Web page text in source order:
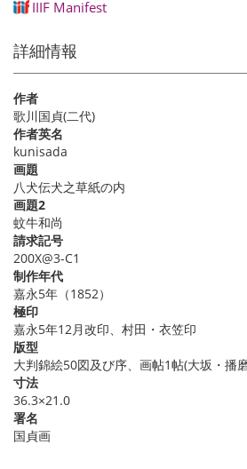
IIIF Manifest
詳細情報
作者
歌川国貞(二代)
作者英名
kunisada
画題
八犬伝犬之草紙の内
画題2
蚊牛和尚
請求記号
200X@3-C1
制作年代
嘉永5年（1852）
極印
嘉永5年12月改印、村田・衣笠印
版型
大判錦絵50図及び序、画帖1帖(大坂・播
寸法
36.3×21.0
署名
国貞画